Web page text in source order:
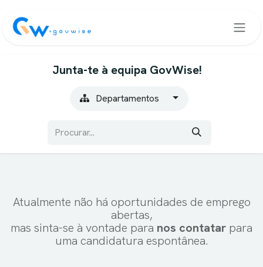
Junta-te à equipa GovWise!
Departamentos
Atualmente não há oportunidades de emprego
abertas,
mas sinta-se à vontade para nos contatar para
uma candidatura espontânea.